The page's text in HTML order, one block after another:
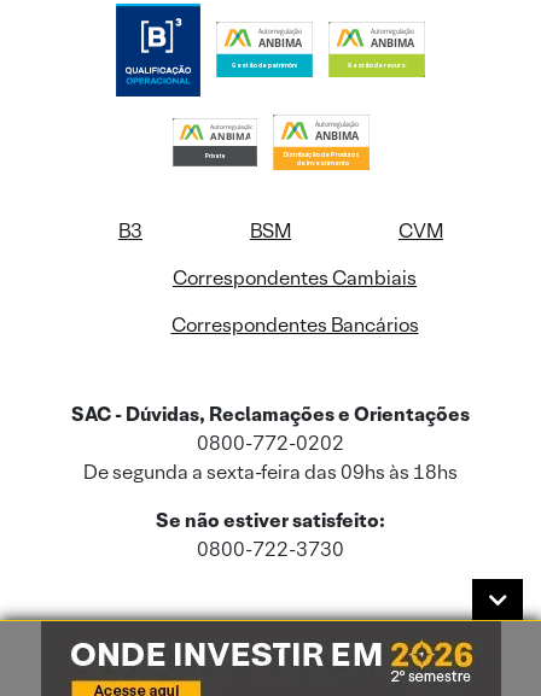
B3 BSM
CVM
Correspondentes Cambiais
Correspondentes Bancários
SAC - Dúvidas, Reclamações e Orientações
0800-772-0202
De segunda a sexta-feira das 09hs às 18hs
Se não estiver satisfeito:
0800-722-3730
Este site usa cookies e dados pessoais de acordo com a nossaPolítica de
Cookies
e a nossaPolítica de Privacidade.